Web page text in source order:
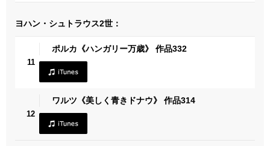
ヨハン・シュトラウス2世：
11
ポルカ《ハンガリー万歳》 作品332
12
ワルツ《美しく青きドナウ》 作品314